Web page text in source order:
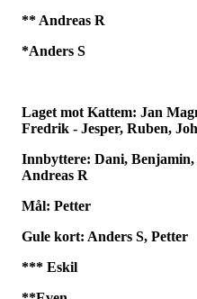
** Andreas R
*Anders S
Laget mot Kattem: Jan
Fredrik - Jesper, Ruben,
Innbyttere: Dani,
Andreas R
Mål: Petter
Gule kort: Anders S, Petter
*** Eskil